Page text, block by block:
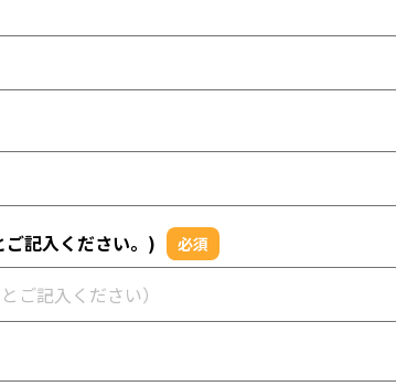
記入ください。) 必須